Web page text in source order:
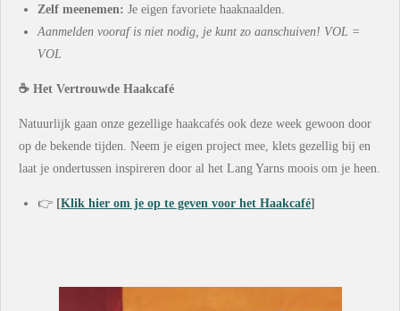
Zelf meenemen: Je eigen favoriete haaknaalden.
Aanmelden vooraf is niet nodig, je kunt zo aanschuiven! VOL =
VOL
☕ Het Vertrouwde Haakcafé
Natuurlijk gaan onze gezellige haakcafés ook deze week gewoon door
op de bekende tijden. Neem je eigen project mee, klets gezellig bij en
laat je ondertussen inspireren door al het Lang Yarns moois om je heen.
👉 [Klik hier om je op te geven voor het Haakcafé]